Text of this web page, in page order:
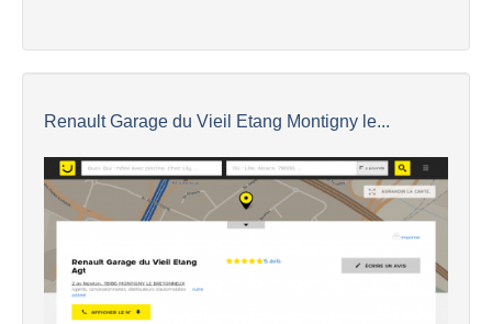
Renault Garage du Vieil Etang Montigny le...